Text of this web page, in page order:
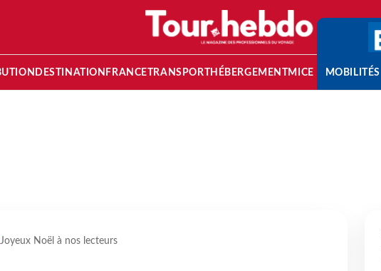
DESTINATION FRANCETRANSPORT HÉBERGEMENTMICE MOBILITÉS
Joyeux Noël à nos lecteurs